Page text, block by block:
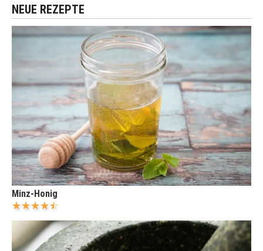
NEUE REZEPTE
Minz-Honig